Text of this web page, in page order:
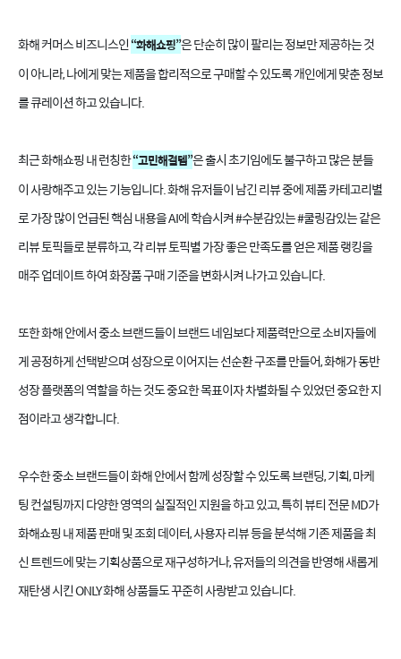
화해 커머스 비즈니스인“화해쇼핑”은 단순히 많이 팔리는 정보만 제공하는 것
이 아니라, 나에게 맞는 제품을 합리적으로 구매할 수 있도록 개인에게 맞춘 정보
를 큐레이션 하고 있습니다.
최근 화해쇼핑 내 런칭한“고민해결템”은 출시 초기임에도 불구하고 많은 분들
이 사랑해주고 있는 기능입니다. 화해 유저들이 남긴 리뷰 중에 제품 카테고리별
로 가장 많이 언급된 핵심 내용을 AI에 학습시켜 #수분감있는 #쿨링감있는 같은
리뷰 토픽들로 분류하고, 각 리뷰 토픽별 가장 좋은 만족도를 얻은 제품 랭킹을
매주 업데이트 하여 화장품 구매 기준을 변화시켜 나가고 있습니다.
또한 화해 안에서 중소 브랜드들이 브랜드 네임보다 제품력만으로 소비자들에
게 공정하게 선택받으며 성장으로 이어지는 선순환 구조를 만들어, 화해가 동반
성장 플랫폼의 역할을 하는 것도 중요한 목표이자 차별화될 수 있었던 중요한 지
점이라고 생각합니다.
우수한 중소 브랜드들이 화해 안에서 함께 성장할 수 있도록 브랜딩, 기획, 마케
팅 컨설팅까지 다양한 영역의 실질적인 지원을 하고 있고, 특히 뷰티 전문 MD가
화해쇼핑 내 제품 판매 및 조회 데이터, 사용자 리뷰 등을 분석해 기존 제품을 최
신 트렌드에 맞는 기획상품으로 재구성하거나, 유저들의 의견을 반영해 새롭게
재탄생 시킨 ONLY 화해 상품들도 꾸준히 사랑받고 있습니다.